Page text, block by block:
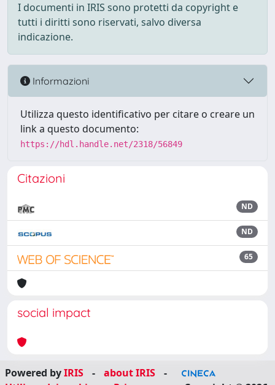
I documenti in IRIS sono protetti da copyright e
tutti i diritti sono riservati, salvo diversa
indicazione.
Informazioni
Utilizza questo identificativo per citare o creare un
link a questo documento:
https://hdl.handle.net/2318/56849
Citazioni
ND
ND
65
social impact
Powered byIRIS - about IRIS
-